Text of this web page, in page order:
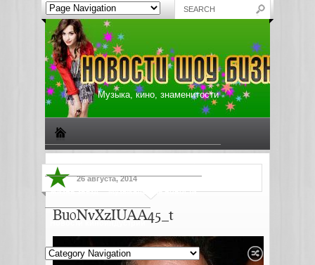
Музыка, кино, знаменитости
Жизнь звезд Музыкальные новости
Новости киноиндустрии
26 августа, 2014
Bu0NvXzIUAA45_t